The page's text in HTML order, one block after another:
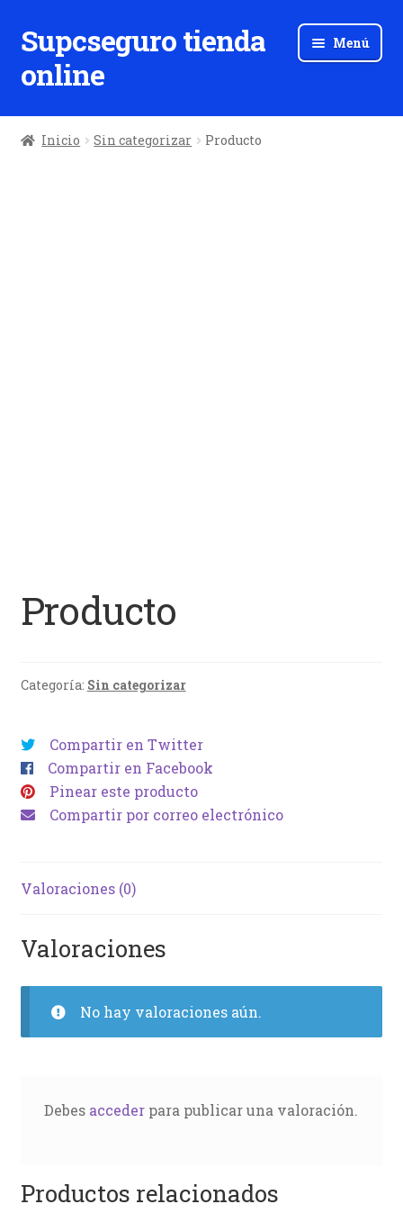
Ir
a
la
Ir
al
contenido
Supcseguro tienda
online
Menú
Inicio Sin categorizar Producto
Producto
Categoría: Sin categorizar
Compartir en Twitter
Compartir en Facebook
Pinear este producto
Compartir por correo electrónico
Valoraciones (0)
Valoraciones
No hay valoraciones aún.
Debes accederpara publicar una valoración.
Productos relacionados